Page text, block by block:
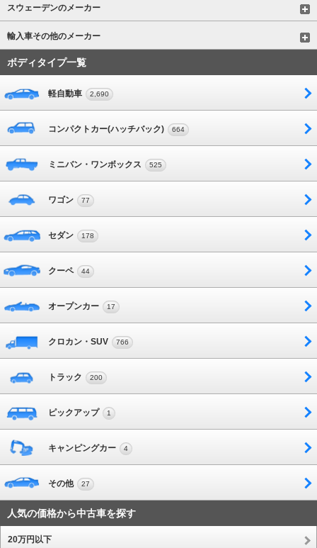
スウェーデンのメーカー
輸入車その他のメーカー
ボディタイプ一覧
軽自動車 2,690
コンパクトカー(ハッチバック) 664
ミニバン・ワンボックス 525
ワゴン 77
セダン 178
クーペ 44
オープンカー 17
クロカン・SUV 766
トラック 200
ピックアップ 1
キャンピングカー 4
その他 27
人気の価格から中古車を探す
20万円以下